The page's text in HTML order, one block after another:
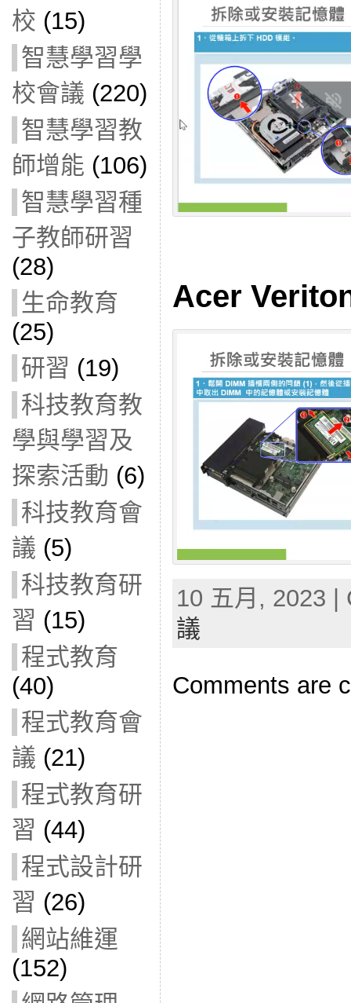
校 (15)
智慧學習學
校會議 (220)
智慧學習教
師增能 (106)
智慧學習種
子教師研習
(28)
生命教育
(25)
研習 (19)
科技教育教
學與學習及
探索活動 (6)
科技教育會
議 (5)
科技教育研
習 (15)
程式教育
(40)
程式教育會
議 (21)
程式教育研
習 (44)
程式設計研
習 (26)
網站維運
(152)
Acer
10 五月, 2023
議
Comments are